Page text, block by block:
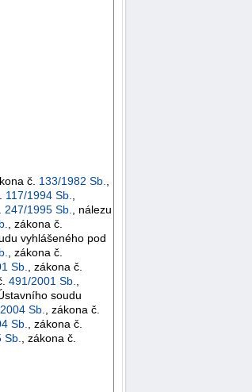
č. 133/1982 Sb.
117/1994 Sb.
247/1995 Sb.
, nálezu
, zákona č.
vyhlášeného pod
, zákona č.
Sb.
, zákona č.
491/2001 Sb.
soudu
Sb.
, zákona č.
Sb.
, zákona č.
, zákona č.